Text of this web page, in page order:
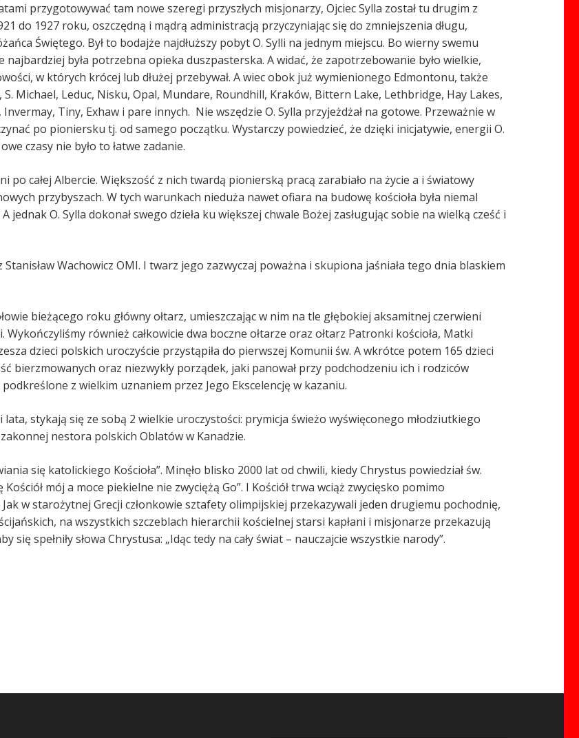
przygotowywać tam nowe szeregi przyszłych misjonarzy, Ojciec Sylla został tu drugim z
do 1927 roku, oszczędną i mądrą administracją przyczyniając się do zmniejszenia długu,
Świętego. Był to bodajże najdłuższy pobyt O. Sylli na jednym miejscu. Bo wierny swemu
najbardziej była potrzebna opieka duszpasterska. A widać, że zapotrzebowanie było wielkie,
w których krócej lub dłużej przebywał. A wiec obok już wymienionego Edmontonu, także
Michael, Leduc, Nisku, Opal, Mundare, Roundhill, Kraków, Bittern Lake, Lethbridge, Hay Lakes,
Tiny, Exhaw i pare innych. Nie wszędzie O. Sylla przyjeżdżał na gotowe. Przeważnie w
po pioniersku tj. od samego początku. Wystarczy powiedzieć, że dzięki inicjatywie, energii O.
czasy nie było to łatwe zadanie.
po całej Albercie. Większość z nich twardą pionierską pracą zarabiało na życie a i światowy
przybyszach. W tych warunkach nieduża nawet ofiara na budowę kościoła była niemal
O. Sylla dokonał swego dzieła ku większej chwale Bożej zasługując sobie na wielką cześć i
Wachowicz OMI. I twarz jego zazwyczaj poważna i skupiona jaśniała tego dnia blaskiem
bieżącego roku główny ołtarz, umieszczając w nim na tle głębokiej aksamitnej czerwieni
również całkowicie dwa boczne ołtarze oraz ołtarz Patronki kościoła, Matki
dzieci polskich uroczyście przystąpiła do pierwszej Komunii św. A wkrótce potem 165 dzieci
bierzmowanych oraz niezwykły porządek, jaki panował przy podchodzeniu ich i rodziców
z wielkim uznaniem przez Jego Ekscelencję w kazaniu.
stykają się ze sobą 2 wielkie uroczystości: prymicja świeżo wyświęconego młodziutkiego
nestora polskich Oblatów w Kanadzie.
się katolickiego Kościoła”. Minęło blisko 2000 lat od chwili, kiedy Chrystus powiedział św.
mój a moce piekielne nie zwyciężą Go”. I Kościół trwa wciąż zwycięsko pomimo
w starożytnej Grecji członkowie sztafety olimpijskiej przekazywali jeden drugiemu pochodnię,
na wszystkich szczeblach hierarchii kościelnej starsi kapłani i misjonarze przekazują
się spełniły słowa Chrystusa: „Idąc tedy na cały świat – nauczajcie wszystkie narody”.